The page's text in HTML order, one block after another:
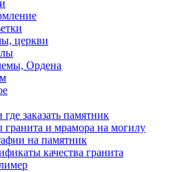
церкви
Ордена
где заказать памятник
и мрамора на могилу
на памятник
качества гранита